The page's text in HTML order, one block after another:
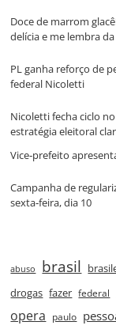
Doce de marrom
delícia e me lembra
PL ganha reforço de
federal Nicoletti
Nicoletti fecha ciclo
estratégia eleitoral
Vice‑prefeito
Campanha de
sexta‑feira, dia 10
abuso brasil
drogas fazer federal
opera paulo